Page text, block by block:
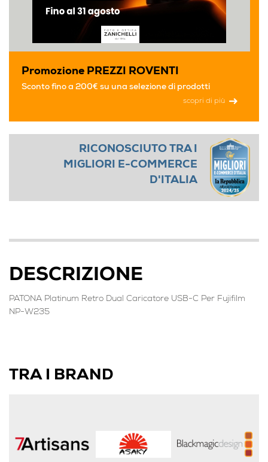
Promozione PREZZI ROVENTI
Sconto fino a 200€ su una selezione di prodotti
scopri di più
RICONOSCIUTO TRA I
MIGLIORI E-COMMERCE
D'ITALIA
DESCRIZIONE
PATONA Platinum Retro Dual Caricatore USB-C Per Fujifilm
NP-W235
TRA I BRAND